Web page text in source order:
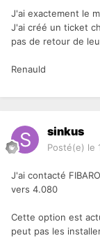
J'ai exactement le
J'ai créé un ticket
pas de retour de
Renauld
sinkus
Posté(e) le
J'ai contacté
vers 4.080
Cette option est
peut pas les